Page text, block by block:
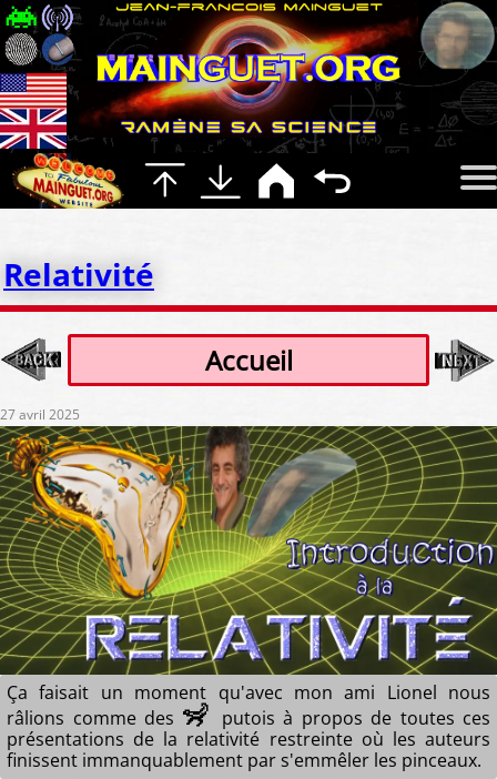
Relativité
Accueil
27 avril 2025
Ça faisait un moment qu'avec mon ami Lionel nous
râlions comme des 🦨 putois à propos de toutes ces
présentations de la relativité restreinte où les auteurs
finissent immanquablement par s'emmêler les pinceaux.